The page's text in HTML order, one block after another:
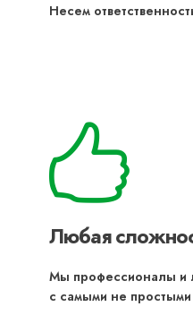
Несем
Любая
Мы профессионалы и
с самыми не